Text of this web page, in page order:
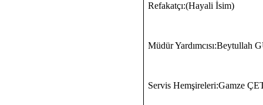
Refakatçı:(Hayali İsim)
Müdür Yardımcısı:Beytullah
Servis Hemşireleri:Gamze